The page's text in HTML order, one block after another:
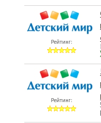
Рейтинг:
Рейтинг: